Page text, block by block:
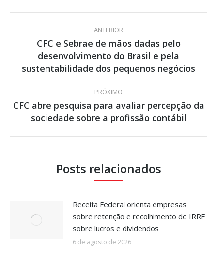
Navegação
post:
ANTERIOR
Post
anterior:
CFC e Sebrae de mãos dadas pelo
desenvolvimento do Brasil e pela
sustentabilidade dos pequenos negócios
PRÓXIMO
Próximo
post:
CFC abre pesquisa para avaliar percepção da
sociedade sobre a profissão contábil
Posts relacionados
Receita Federal orienta empresas
sobre retenção e recolhimento do IRRF
sobre lucros e dividendos
6 de agosto de 2026